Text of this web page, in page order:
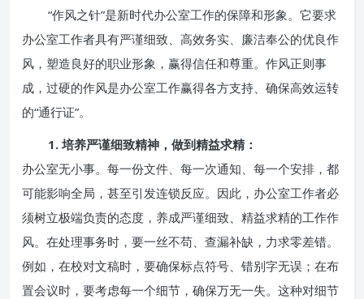
“作风之针”是新时代办公室工作的保障和形象。它要求
办公室工作者具有严谨细致、高效务实、廉洁奉公的优良作
风，塑造良好的职业形象，赢得信任和尊重。作风正则事
成，过硬的作风是办公室工作赢得各方支持、确保高效运转
的“通行证”。
1. 培养严谨细致精神，做到精益求精：
办公室无小事。每一份文件、每一次通知、每一个安排，都
可能影响全局，甚至引发连锁反应。因此，办公室工作者必
须树立极端负责的态度，养成严谨细致、精益求精的工作作
风。在处理事务时，要一丝不苟、查漏补缺，力求零差错。
例如，在校对文稿时，要确保标点符号、错别字无误；在布
置会议时，要考虑每一个细节，确保万无一失。这种对细节